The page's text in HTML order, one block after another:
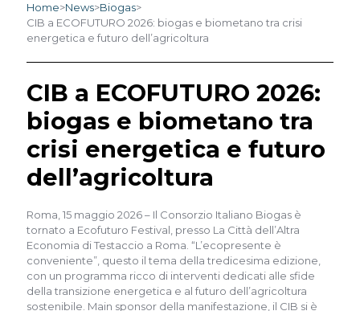
Home>News>Biogas>
CIB a ECOFUTURO 2026: biogas e biometano tra crisi
energetica e futuro dell’agricoltura
CIB a ECOFUTURO 2026:
biogas e biometano tra
crisi energetica e futuro
dell’agricoltura
Roma, 15 maggio 2026 – Il Consorzio Italiano Biogas è
tornato a Ecofuturo Festival, presso La Città dell’Altra
Economia di Testaccio a Roma. “L’ecopresente è
conveniente”, questo il tema della tredicesima edizione,
con un programma ricco di interventi dedicati alle sfide
della transizione energetica e al futuro dell’agricoltura
sostenibile. Main sponsor della manifestazione, il CIB si è